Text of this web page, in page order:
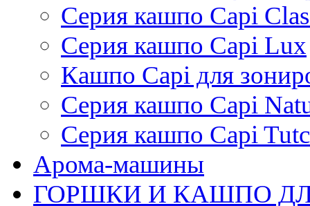
Серия кашпо Capi
Серия кашпо Capi Lux
Кашпо Capi для
Серия кашпо Capi
Серия кашпо Capi
Арома-машины
ГОРШКИ И КАШПО